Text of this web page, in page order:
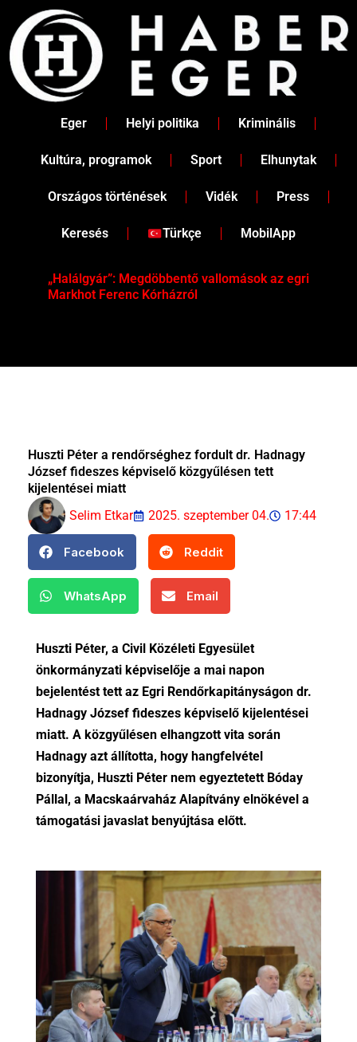
content
Eger Helyi politika Kriminális
Kultúra, programok Sport Elhunytak
Országos történések Vidék Press
Keresés Türkçe MobilApp
„Halálgyár”: Megdöbbentő vallomások az egri
Markhot Ferenc Kórházról
Huszti Péter a rendőrséghez fordult dr. Hadnagy
József fideszes képviselő közgyűlésen tett
kijelentései miatt
Selim Etkar
2025. szeptember 04. 17:44
Facebook Reddit
WhatsApp Email
Huszti Péter, a Civil Közéleti Egyesület
önkormányzati képviselője a mai napon
bejelentést tett az Egri Rendőrkapitányságon dr.
Hadnagy József fideszes képviselő kijelentései
miatt. A közgyűlésen elhangzott vita során
Hadnagy azt állította, hogy hangfelvétel
bizonyítja, Huszti Péter nem egyeztetett Bóday
Pállal, a Macskaárvaház Alapítvány elnökével a
támogatási javaslat benyújtása előtt.